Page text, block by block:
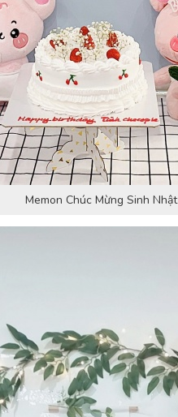
Memon Chúc Mừng Sinh Nhật